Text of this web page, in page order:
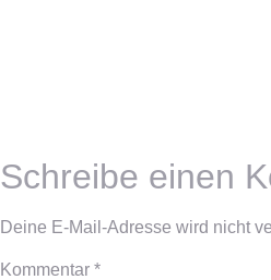
Schreibe einen
Deine E-Mail-Adresse wird nicht
Kommentar *